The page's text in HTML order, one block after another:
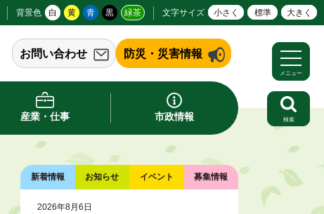
背景色 白 黄 青 黒 緑茶 文字サイズ 小さく 標準 大きく
お問い合わせ 防災・災害情報
産業・仕事 市政情報
メニュー
検索
新着情報 お知らせ イベント 募集情報
2026年8月6日